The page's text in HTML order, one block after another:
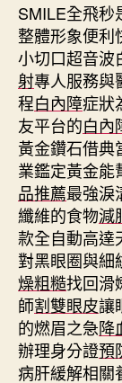
SMILE全飛秒
整體形象便利
小切口超音波
射專人服務與
程白內障症狀
友平台的白內
黃金鑽石借典
業鑑定黃金能
品推薦最強淚
纖維的食物減
款全自動高達
對黑眼圈與細
燥粗糙找回滑
師割雙眼皮讓
的燃眉之急降
辦理身分證預
病肝緩解相關